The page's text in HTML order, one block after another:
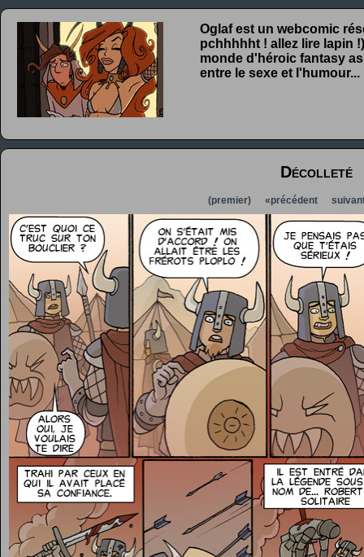
Oglaf est un webcomic
pchhhhht ! allez lire lapin
monde d'héroic fantasy
entre le sexe et l'humour...
Décolleté
(premier) «précédent